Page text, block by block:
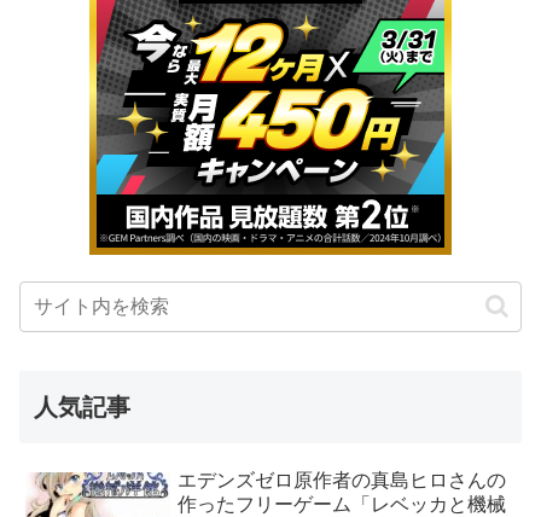
人気記事
エデンズゼロ原作者の真島ヒロさんの
作ったフリーゲーム「レベッカと機械